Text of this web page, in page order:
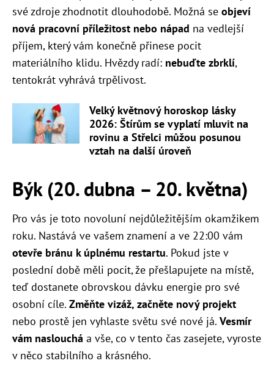
své zdroje zhodnotit dlouhodobě. Možná se objeví
nová pracovní příležitost nebo nápad na vedlejší
příjem, který vám konečně přinese pocit
materiálního klidu. Hvězdy radí: nebuďte zbrklí,
tentokrát vyhrává trpělivost.
Velký květnový horoskop lásky
2026: Štírům se vyplatí mluvit na
rovinu a Střelci můžou posunou
vztah na další úroveň
Býk (20. dubna – 20. května)
Pro vás je toto novoluní nejdůležitějším okamžikem
roku. Nastává ve vašem znamení a ve 22:00 vám
otevře bránu k úplnému restartu. Pokud jste v
poslední době měli pocit, že přešlapujete na místě,
teď dostanete obrovskou dávku energie pro své
osobní cíle. Změňte vizáž, začněte nový projekt
nebo prostě jen vyhlaste světu své nové já. Vesmír
vám naslouchá a vše, co v tento čas zasejete, vyroste
v něco stabilního a krásného.